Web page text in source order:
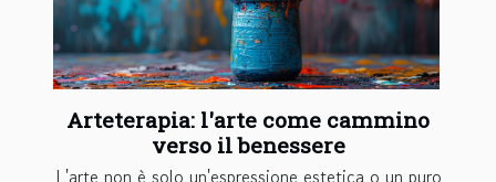
Arteterapia: l'arte come cammino
verso il benessere
L'arte non è solo un'espressione estetica o un puro